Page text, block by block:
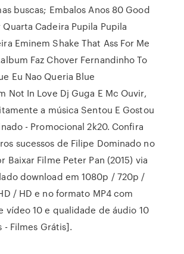
buscas; Embalos Anos 80 Good
Cadeira Pupila Pupila
Eminem Shake That Ass For Me
Faz Chover Fernandinho To
Eu Nao Queria Blue
Not In Love Dj Guga E Mc Ouvir,
a música Sentou E Gostou
- Promocional 2k20. Confira
sucessos de Filipe Dominado no
Baixar Filme Peter Pan (2015) via
download em 1080p / 720p /
/ HD e no formato MP4 com
vídeo 10 e qualidade de áudio 10
- Filmes Grátis].